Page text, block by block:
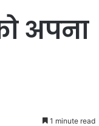
अपना
1 minute read